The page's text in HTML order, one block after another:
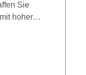
Sie
hoher
was